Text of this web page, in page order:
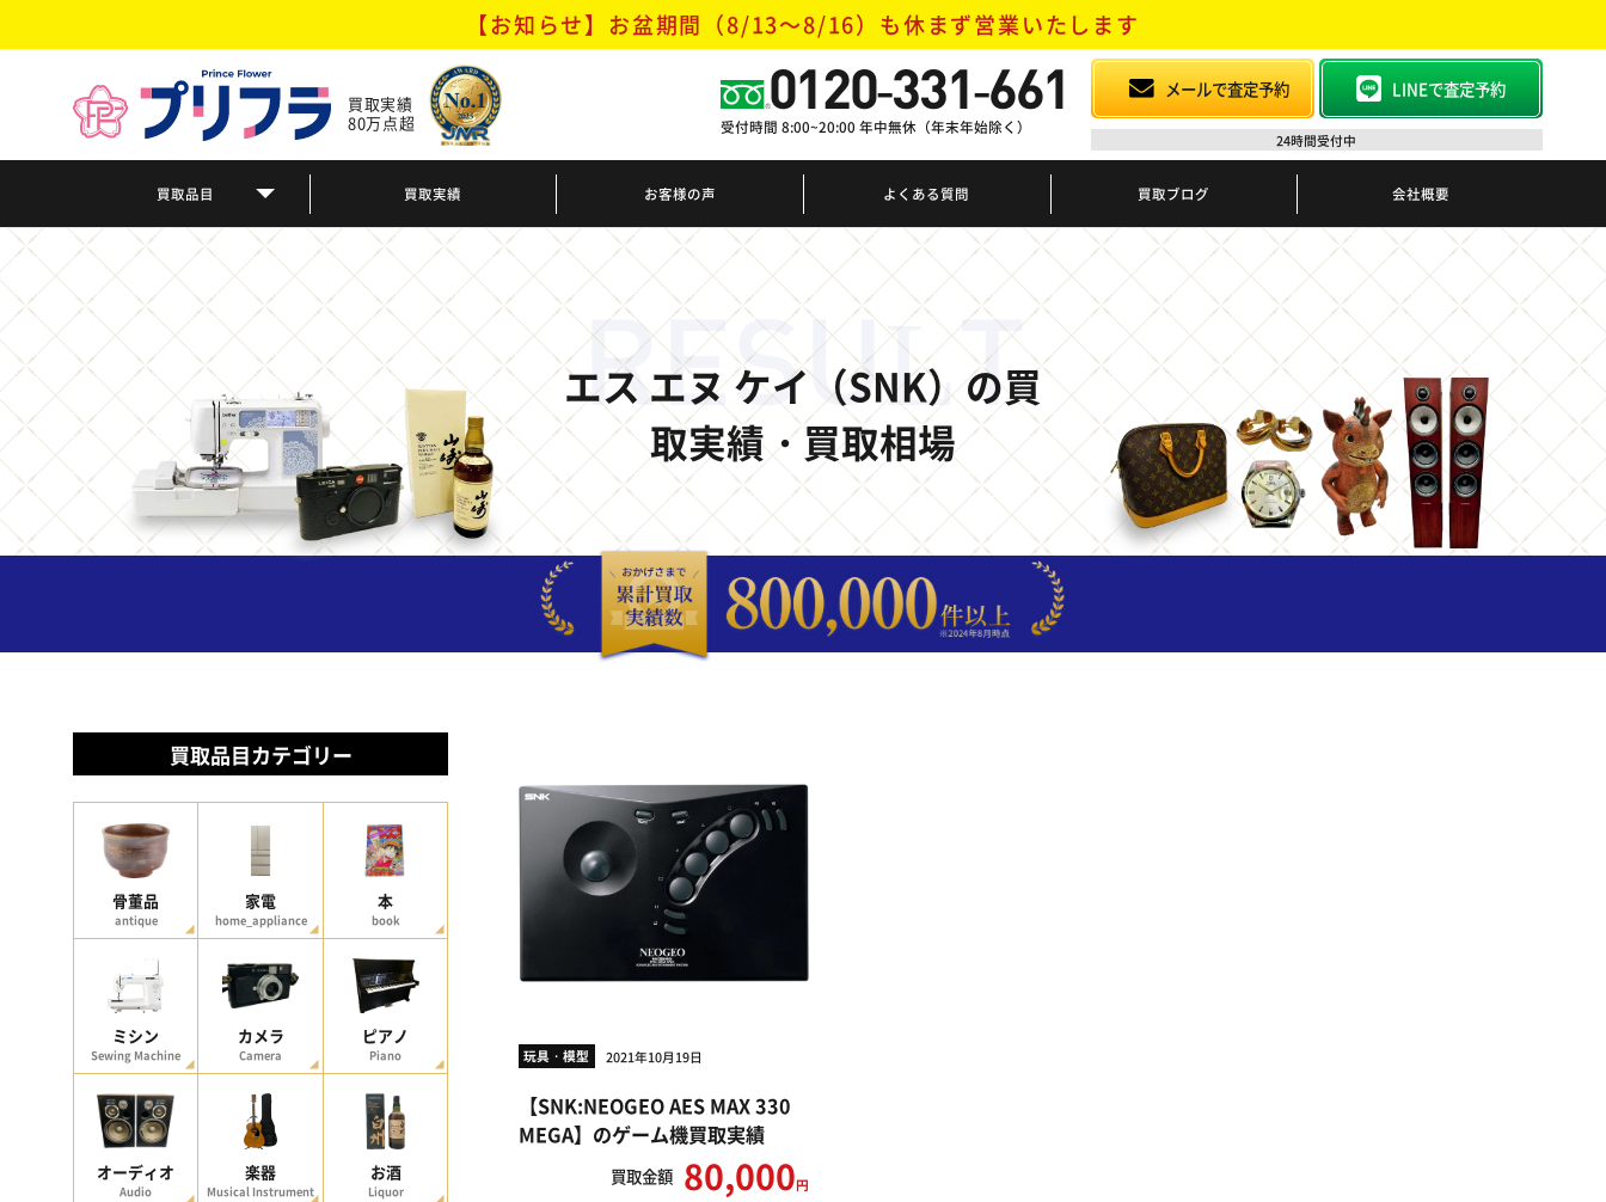
【お知らせ】お盆期間（8/13～8/16） も休まず営業いたします
買取実績
80万点超
買取品目 買取実績 お客様の声 よくある質問 買取ブログ 会社概要
0120-331-661
受付時間 8:00~20:00 年中無休（年末年始除く）
メールで査定予約 LINEで査定予約
24時間受付中
RESULT
エス エヌ ケイ（SNK）の買
取実績・買取相場
買取品目カテゴリー
骨董品
antique
家電
home_appliance
本
book
ミシン
Sewing Machine
カメラ
Camera
ピアノ
Piano
オーディオ
Audio
楽器
Musical Instrument
お酒
Liquor
玩具・模型 2021年10月19日
【SNK:NEOGEO AES MAX 330
MEGA】のゲーム機買取実績
買取金額 80,000円